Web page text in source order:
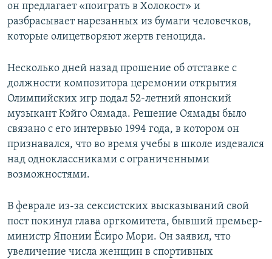
он предлагает «поиграть в Холокост» и
разбрасывает нарезанных из бумаги человечков,
которые олицетворяют жертв геноцида.
Несколько дней назад прошение об отставке с
должности композитора церемонии открытия
Олимпийских игр подал 52-летний японский
музыкант Кэйго Оямада. Решение Оямады было
связано с его интервью 1994 года, в котором он
признавался, что во время учебы в школе издевался
над одноклассниками с ограниченными
возможностями.
В феврале из-за сексистских высказываний свой
пост покинул глава оргкомитета, бывший премьер-
министр Японии Ёсиро Мори. Он заявил, что
увеличение числа женщин в спортивных